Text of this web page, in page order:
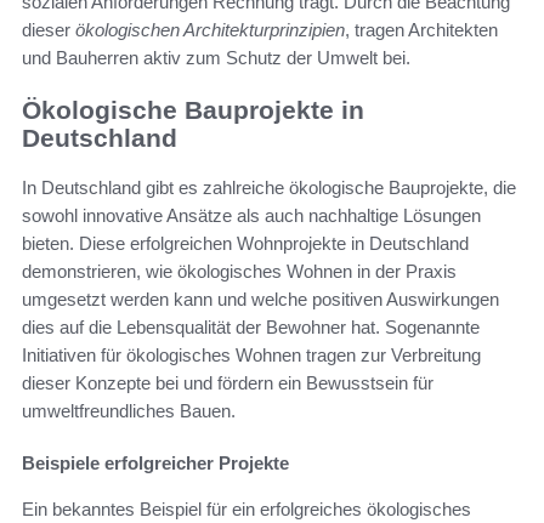
dieser ökologischen Architekturprinzipien, tragen Architekten
und Bauherren aktiv zum Schutz der Umwelt bei.
Ökologische Bauprojekte in
Deutschland
In Deutschland gibt es zahlreiche ökologische Bauprojekte, die
sowohl innovative Ansätze als auch nachhaltige Lösungen
bieten. Diese erfolgreichen Wohnprojekte in Deutschland
demonstrieren, wie ökologisches Wohnen in der Praxis
umgesetzt werden kann und welche positiven Auswirkungen
dies auf die Lebensqualität der Bewohner hat. Sogenannte
Initiativen für ökologisches Wohnen tragen zur Verbreitung
dieser Konzepte bei und fördern ein Bewusstsein für
umweltfreundliches Bauen.
Beispiele erfolgreicher Projekte
Ein bekanntes Beispiel für ein erfolgreiches ökologisches